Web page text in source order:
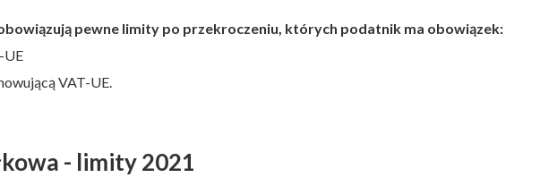
pewne limity po przekroczeniu, których podatnik ma obowiązek:
UE
VAT-UE.
- limity 2021